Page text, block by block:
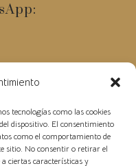
tecnologías como las cookies
dispositivo. El consentimiento
como el comportamiento de
sitio. No consentir o retirar el
ciertas características y